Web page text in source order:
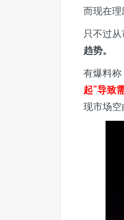
而现在理
只不过
趋势。
有爆料称
起”导致
现市场空